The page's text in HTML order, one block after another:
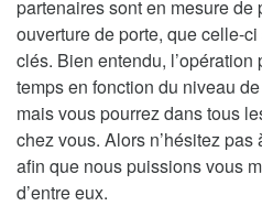
partenaires sont en mesure
ouverture de porte, que celle-
clés. Bien entendu,
temps en fonction du niveau
mais vous pourrez dans tous
chez vous. Alors n’hésitez
afin que nous puissions vous
d’entre eux.